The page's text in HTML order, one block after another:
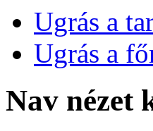
Ugrás a
Ugrás a
Nav nézet